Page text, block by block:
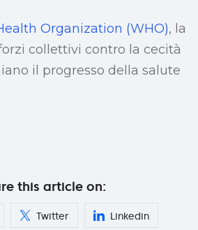
Organization (WHO), la
collettivi contro la cecità
il progresso della salute
this article on:
Twitter Linkedin